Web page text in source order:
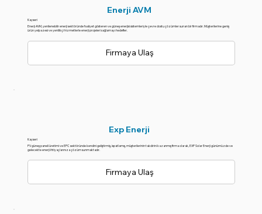
Enerji AVM
Kayseri
Enerji AVM, yenilenebilir enerji sektöründe faaliyet gösteren ve güneş enerjisi sistemleriyle çevre dostu çözümler sunan bir firmadır. Müşterilerine geniş
ürün yelpazesi ve yenilikçi hizmetlerle enerji projeleri sağlamayı hedefler.
Firmaya Ulaş
Exp Enerji
Kayseri
PV güneş paneli üretimi ve EPC sektöründe kendini geliştirmiş, ispatlamış, müşterilerinin takdirini kazanmış firma olarak, EXP Solar Enerji günümüzde ve
gelecekte enerji ihtiyaçlarınıza çözüm sunmaktadır.
Firmaya Ulaş